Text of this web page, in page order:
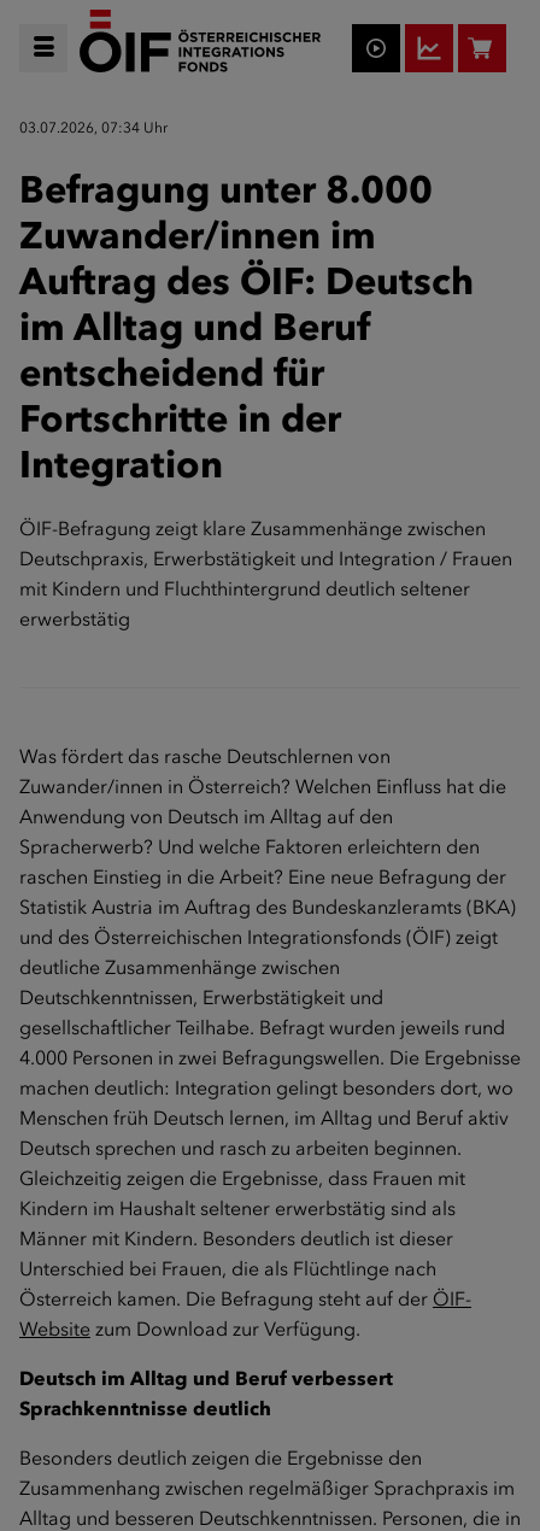
03.07.2026, 07:34 Uhr
Befragung unter 8.000
Zuwander/innen im
Auftrag des ÖIF: Deutsch
im Alltag und Beruf
entscheidend für
Fortschritte in der
Integration
ÖIF-Befragung zeigt klare Zusammenhänge zwischen
Deutschpraxis, Erwerbstätigkeit und Integration / Frauen
mit Kindern und Fluchthintergrund deutlich seltener
erwerbstätig
Was fördert das rasche Deutschlernen von
Zuwander/innen in Österreich? Welchen Einfluss hat die
Anwendung von Deutsch im Alltag auf den
Spracherwerb? Und welche Faktoren erleichtern den
raschen Einstieg in die Arbeit? Eine neue Befragung der
Statistik Austria im Auftrag des Bundeskanzleramts (BKA)
und des Österreichischen Integrationsfonds (ÖIF) zeigt
deutliche Zusammenhänge zwischen
Deutschkenntnissen, Erwerbstätigkeit und
gesellschaftlicher Teilhabe. Befragt wurden jeweils rund
4.000 Personen in zwei Befragungswellen. Die Ergebnisse
machen deutlich: Integration gelingt besonders dort, wo
Menschen früh Deutsch lernen, im Alltag und Beruf aktiv
Deutsch sprechen und rasch zu arbeiten beginnen.
Gleichzeitig zeigen die Ergebnisse, dass Frauen mit
Kindern im Haushalt seltener erwerbstätig sind als
Männer mit Kindern. Besonders deutlich ist dieser
Unterschied bei Frauen, die als Flüchtlinge nach
Österreich kamen. Die Befragung steht auf der ÖIF-
Website zum Download zur Verfügung.
Deutsch im Alltag und Beruf verbessert
Sprachkenntnisse deutlich
Besonders deutlich zeigen die Ergebnisse den
Zusammenhang zwischen regelmäßiger Sprachpraxis im
Alltag und besseren Deutschkenntnissen. Personen, die in